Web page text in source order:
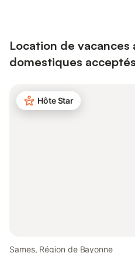
Location de vacances
domestiques acceptés
Hôte Star
Sames, Région de Bayonne